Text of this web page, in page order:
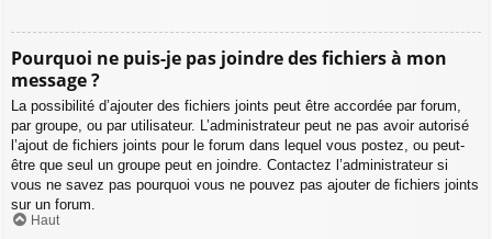
Pourquoi ne puis-je pas joindre des fichiers à mon
message ?
La possibilité d’ajouter des fichiers joints peut être accordée par forum,
par groupe, ou par utilisateur. L’administrateur peut ne pas avoir autorisé
l’ajout de fichiers joints pour le forum dans lequel vous postez, ou peut-
être que seul un groupe peut en joindre. Contactez l’administrateur si
vous ne savez pas pourquoi vous ne pouvez pas ajouter de fichiers joints
sur un forum.
Haut